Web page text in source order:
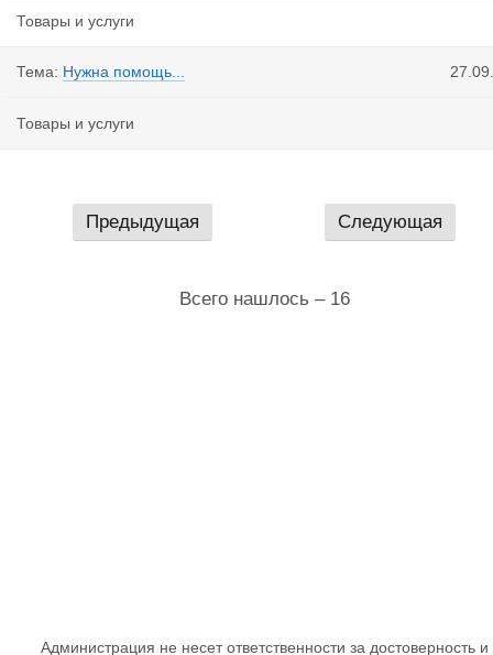
Товары и услуги
Тема: Нужна помощь...
Товары и услуги
Предыдущая Следующая
Всего нашлось – 16
Администрация не несет ответственности за достоверность и